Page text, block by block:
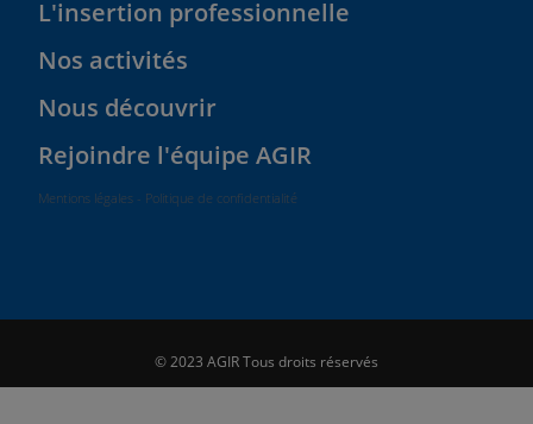
L'insertion professionnelle
Nos activités
Nous découvrir
Rejoindre l'équipe AGIR
Mentions légales - Politique de confidentialité
© 2023 AGIR Tous droits réservés